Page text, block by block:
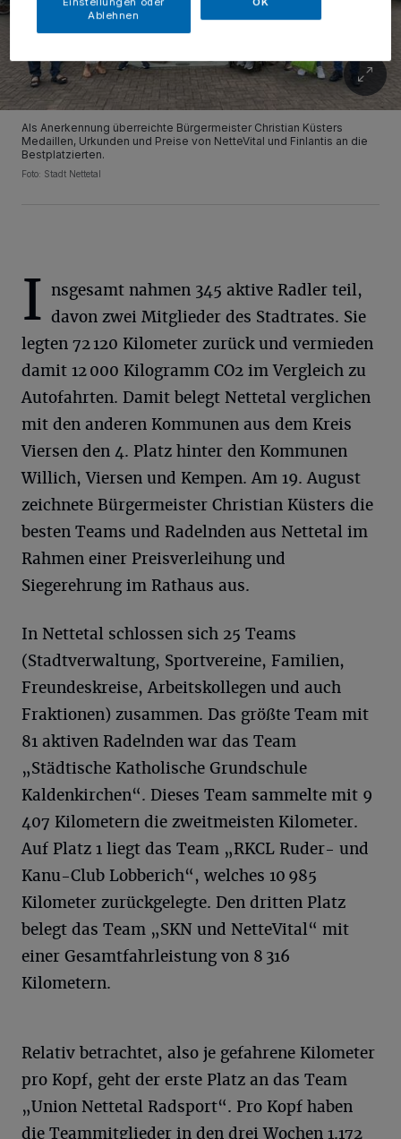
Als Anerkennung überreichte Bürgermeister Christian Küsters
Medaillen, Urkunden und Preise von NetteVital und Finlantis an die
Bestplatzierten.
Foto: Stadt Nettetal
I nsgesamt nahmen 345 aktive Radler teil,
davon zwei Mitglieder des Stadtrates. Sie
legten 72 120 Kilometer zurück und vermieden
damit 12 000 Kilogramm CO2 im Vergleich zu
Autofahrten. Damit belegt Nettetal verglichen
mit den anderen Kommunen aus dem Kreis
Viersen den 4. Platz hinter den Kommunen
Willich, Viersen und Kempen. Am 19. August
zeichnete Bürgermeister Christian Küsters die
besten Teams und Radelnden aus Nettetal im
Rahmen einer Preisverleihung und
Siegerehrung im Rathaus aus.
In Nettetal schlossen sich 25 Teams
(Stadtverwaltung, Sportvereine, Familien,
Freundeskreise, Arbeitskollegen und auch
Fraktionen) zusammen. Das größte Team mit
81 aktiven Radelnden war das Team
„Städtische Katholische Grundschule
Kaldenkirchen“. Dieses Team sammelte mit 9
407 Kilometern die zweitmeisten Kilometer.
Auf Platz 1 liegt das Team „RKCL Ruder- und
Kanu-Club Lobberich“, welches 10 985
Kilometer zurückgelegte. Den dritten Platz
belegt das Team „SKN und NetteVital“ mit
einer Gesamtfahrleistung von 8 316
Kilometern.
Relativ betrachtet, also je gefahrene Kilometer
pro Kopf, geht der erste Platz an das Team
„Union Nettetal Radsport“. Pro Kopf haben
die Teammitglieder in den drei Wochen 1.172
Ablehnen